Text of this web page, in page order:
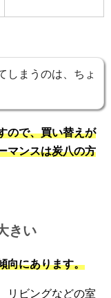
しまうのは、ちょ
ので、買い替えが
マンスは炭八の方
きい
向にあります。
リビングなどの室